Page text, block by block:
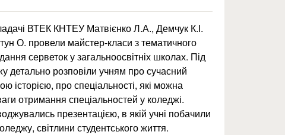
ВТЕК КНТЕУ Матвієнко Л.А., Демчук К.І.
О. провели майстер-класи з тематичного
серветок у загальноосвітніх школах. Під
детально розповіли учням про сучасний
історією, про спеціальності, які можна
отримання спеціальностей у коледжі.
презентацією, в якій учні побачили
світлини студентського життя.